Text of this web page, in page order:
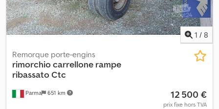
1 / 8
Parma 651 km
Remorque porte-engins
rimorchio carrellone rampe
ribassato Ctc
12 500 €
prix fixe hors TVA